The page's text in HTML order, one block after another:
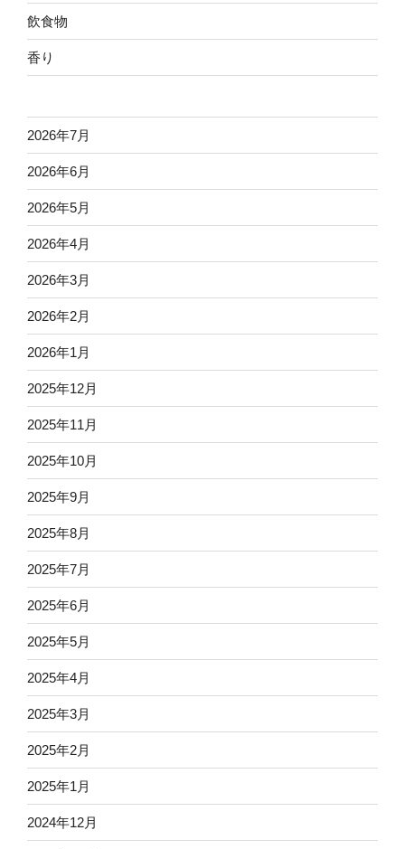
飲食物
香り
2026年7月
2026年6月
2026年5月
2026年4月
2026年3月
2026年2月
2026年1月
2025年12月
2025年11月
2025年10月
2025年9月
2025年8月
2025年7月
2025年6月
2025年5月
2025年4月
2025年3月
2025年2月
2025年1月
2024年12月